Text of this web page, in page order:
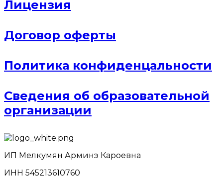
Лицензия
Договор оферты
Политика конфиденцальности
Сведения об образовательной
организации
ИП Мелкумян Арминэ Кароевна
ИНН 545213610760